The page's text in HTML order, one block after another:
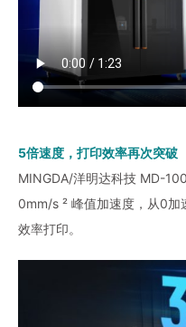
5倍速度，打印效率再次突破
MINGDA/洋明达科技 MD-
0mm/s ² 峰值加速度，从0
效率打印。